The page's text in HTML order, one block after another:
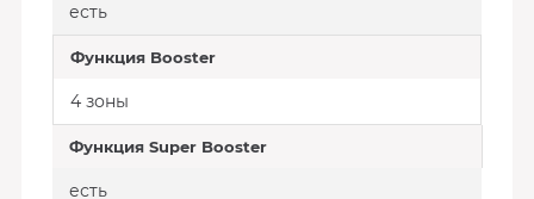
есть
Функция Booster
4 зоны
Функция Super Booster
есть